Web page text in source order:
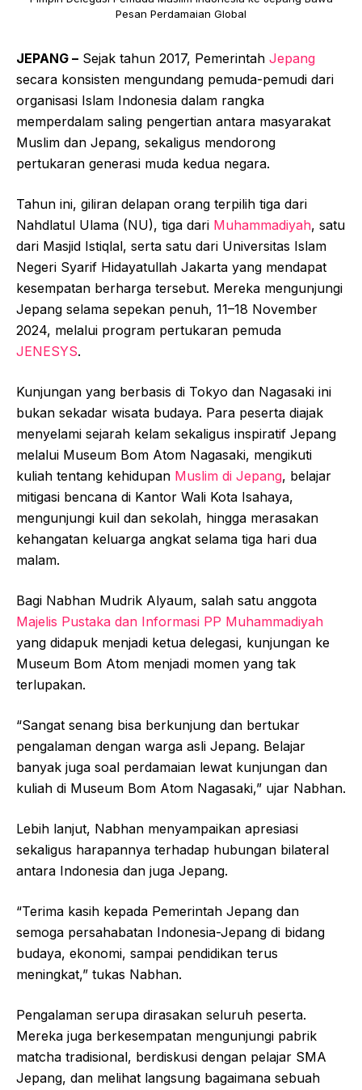
Pesan Perdamaian Global
JEPANG – Sejak tahun 2017, Pemerintah Jepang
secara konsisten mengundang pemuda-pemudi dari
organisasi Islam Indonesia dalam rangka
memperdalam saling pengertian antara masyarakat
Muslim dan Jepang, sekaligus mendorong
pertukaran generasi muda kedua negara.
Tahun ini, giliran delapan orang terpilih tiga dari
Nahdlatul Ulama (NU), tiga dari Muhammadiyah, satu
dari Masjid Istiqlal, serta satu dari Universitas Islam
Negeri Syarif Hidayatullah Jakarta yang mendapat
kesempatan berharga tersebut. Mereka mengunjungi
Jepang selama sepekan penuh, 11–18 November
2024, melalui program pertukaran pemuda
JENESYS.
Kunjungan yang berbasis di Tokyo dan Nagasaki ini
bukan sekadar wisata budaya. Para peserta diajak
menyelami sejarah kelam sekaligus inspiratif Jepang
melalui Museum Bom Atom Nagasaki, mengikuti
kuliah tentang kehidupan Muslim di Jepang, belajar
mitigasi bencana di Kantor Wali Kota Isahaya,
mengunjungi kuil dan sekolah, hingga merasakan
kehangatan keluarga angkat selama tiga hari dua
malam.
Bagi Nabhan Mudrik Alyaum, salah satu anggota
Majelis Pustaka dan Informasi PP Muhammadiyah
yang didapuk menjadi ketua delegasi, kunjungan ke
Museum Bom Atom menjadi momen yang tak
terlupakan.
“Sangat senang bisa berkunjung dan bertukar
pengalaman dengan warga asli Jepang. Belajar
banyak juga soal perdamaian lewat kunjungan dan
kuliah di Museum Bom Atom Nagasaki,” ujar Nabhan.
Lebih lanjut, Nabhan menyampaikan apresiasi
sekaligus harapannya terhadap hubungan bilateral
antara Indonesia dan juga Jepang.
“Terima kasih kepada Pemerintah Jepang dan
semoga persahabatan Indonesia-Jepang di bidang
budaya, ekonomi, sampai pendidikan terus
meningkat,” tukas Nabhan.
Pengalaman serupa dirasakan seluruh peserta.
Mereka juga berkesempatan mengunjungi pabrik
matcha tradisional, berdiskusi dengan pelajar SMA
Jepang, dan melihat langsung bagaimana sebuah